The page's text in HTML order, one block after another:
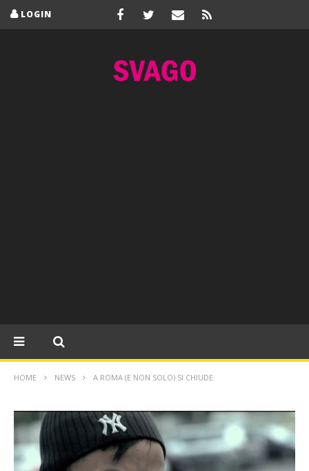
LOGIN
HOME NEWS A ROMA (E NON SOLO) SI CHIUDE